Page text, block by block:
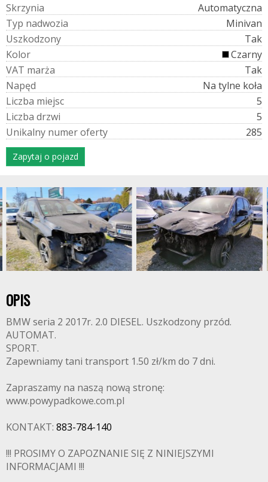
Skrzynia
Automatyczna
Typ nadwozia
Minivan
Uszkodzony
Tak
Kolor
Czarny
VAT marża
Tak
Napęd
Na tylne koła
Liczba miejsc
5
Liczba drzwi
5
Unikalny numeroferty 285
Zapytaj o pojazd
OPIS
BMW seria 2 2017r. 2.0 DIESEL. Uszkodzony przód.
AUTOMAT.
SPORT.
Zapewniamy tani transport 1.50 zł/km do 7 dni.
Zapraszamy na naszą nową stronę:
www.powypadkowe.com.pl
KONTAKT: 883-784-140
!!! PROSIMY O ZAPOZNANIE SIĘ Z NINIEJSZYMI
INFORMACJAMI !!!